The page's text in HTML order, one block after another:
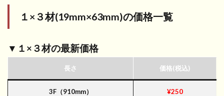
１×３材(19mm×63mm)の価格一覧
▼１×３材の最新価格
長さ 価格(税込)
3F（910mm） ¥250